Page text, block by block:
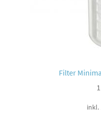
Filter
inkl.